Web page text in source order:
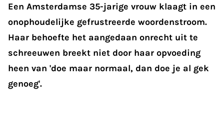
Een Amsterdamse 35-jarige vrouw klaagt in een
onophoudelijke gefrustreerde woordenstroom.
Haar behoefte het aangedaan onrecht uit te
schreeuwen breekt niet door haar opvoeding
heen van 'doe maar normaal, dan doe je al gek
genoeg'.